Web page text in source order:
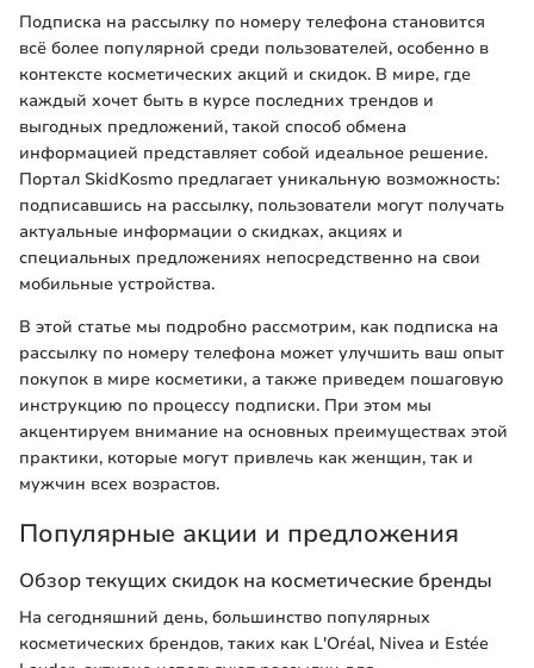
Подписка на рассылку по номеру телефона становится
всё более популярной среди пользователей, особенно в
контексте косметических акций и скидок. В мире, где
каждый хочет быть в курсе последних трендов и
выгодных предложений, такой способ обмена
информацией представляет собой идеальное решение.
Портал SkidKosmo предлагает уникальную возможность:
подписавшись на рассылку, пользователи могут получать
актуальные информации о скидках, акциях и
специальных предложениях непосредственно на свои
мобильные устройства.
В этой статье мы подробно рассмотрим, как подписка на
рассылку по номеру телефона может улучшить ваш опыт
покупок в мире косметики, а также приведем пошаговую
инструкцию по процессу подписки. При этом мы
акцентируем внимание на основных преимуществах этой
практики, которые могут привлечь как женщин, так и
мужчин всех возрастов.
Популярные акции и предложения
Обзор текущих скидок на косметические бренды
На сегодняшний день, большинство популярных
косметических брендов, таких как L'Oréal, Nivea и Estée